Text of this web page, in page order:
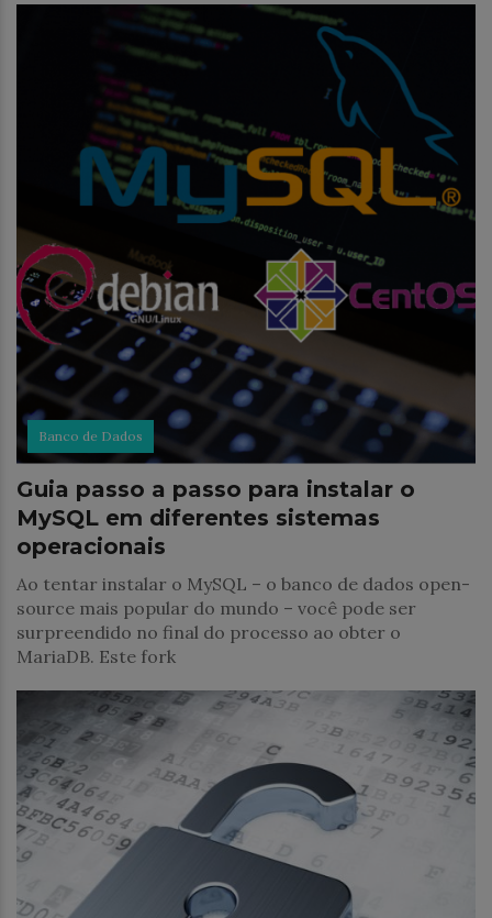
Banco de Dados
Guia passo a passo para instalar o
MySQL em diferentes sistemas
operacionais
Ao tentar instalar o MySQL – o banco de dados open-
source mais popular do mundo – você pode ser
surpreendido no final do processo ao obter o
MariaDB. Este fork